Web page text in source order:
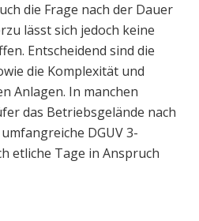
die Frage nach der Dauer
lässt sich jedoch keine
Entscheidend sind die
die Komplexität und
Anlagen. In manchen
das Betriebsgelände nach
DGUV 3-
etliche Tage in Anspruch